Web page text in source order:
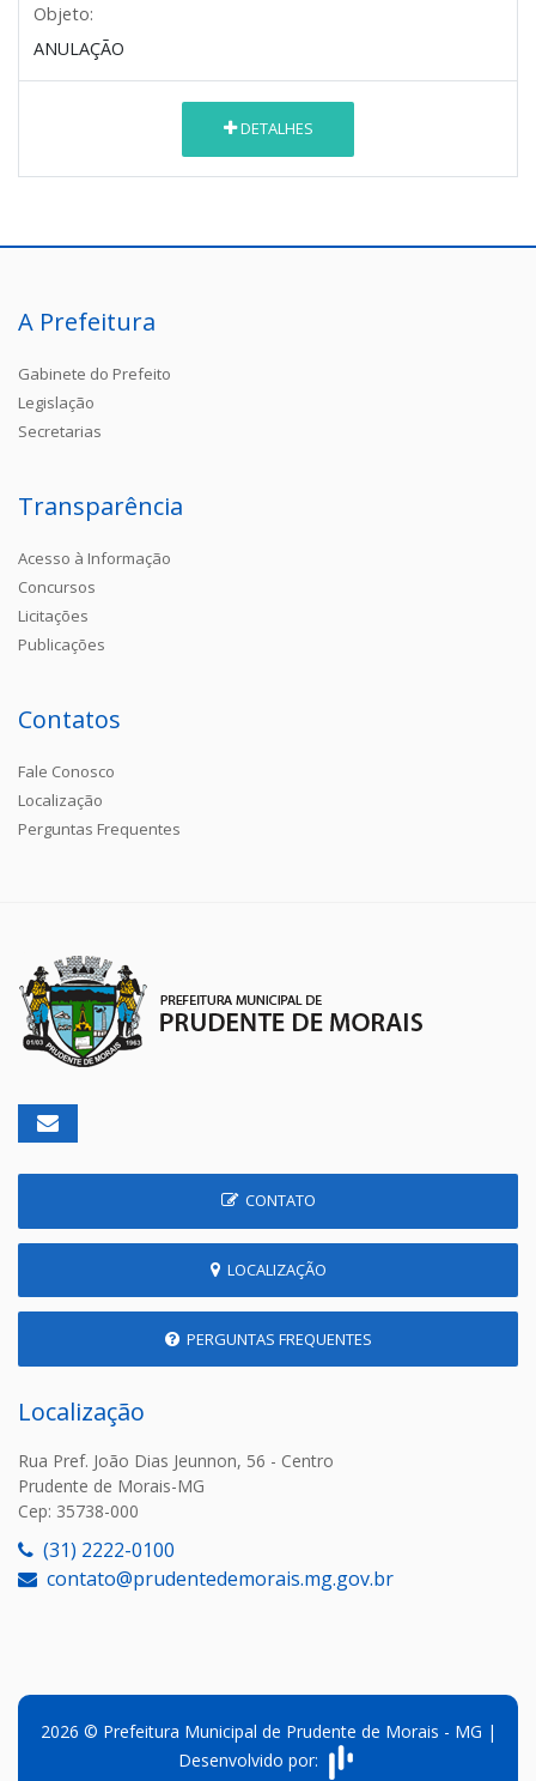
Objeto:
ANULAÇÃO
DETALHES
A Prefeitura
Gabinete do Prefeito
Legislação
Secretarias
Transparência
Acesso à Informação
Concursos
Licitações
Publicações
Contatos
Fale Conosco
Localização
Perguntas Frequentes
CONTATO
LOCALIZAÇÃO
PERGUNTAS FREQUENTES
Localização
Rua Pref. João Dias Jeunnon, 56 - Centro
Prudente de Morais-MG
Cep: 35738-000
(31) 2222-0100
contato@prudentedemorais.mg.gov.br
2026 © Prefeitura Municipal de Prudente de Morais - MG |
Desenvolvido por: